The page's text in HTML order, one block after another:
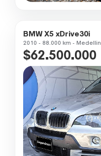
BMW X5 xDrive30i
2010 - 88.000 km - Medellin
$62.500.000